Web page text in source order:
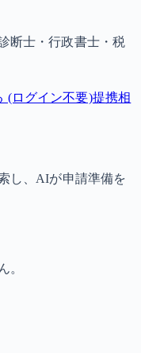
断士・行政書士・税
(ログイン不要)提携相
し、AIが申請準備を
。